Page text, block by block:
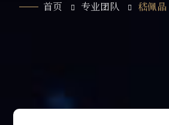
首页 专业团队 嵇佩晶